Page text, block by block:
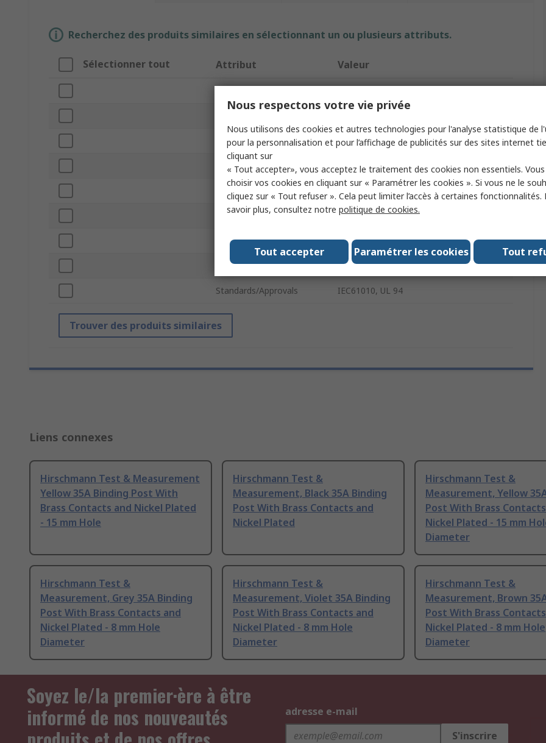
Recherchez des produits similaires en sélectionnant un ou plusieurs attributs.
Sélectionner tout Attribut Valeur
Product Type Binding Post
Contact Material Brass
Current 35A
Contact Plating Nickel
Voltage 60V dc
Hole Diameter 15mm
Standards/Approvals IEC61010, UL 94
Trouver des produits similaires
Liens connexes
Hirschmann Test & Measurement
Yellow 35A Binding Post With
Brass Contacts and Nickel Plated
- 15 mm Hole
Hirschmann Test &
Measurement, Black 35A Binding
Post With Brass Contacts and
Nickel Plated
Hirschmann Test &
Measurement, Yellow
Post With Brass
Nickel Plated - 15 mm
Diameter
Hirschmann Test &
Measurement, Grey 35A Binding
Post With Brass Contacts and
Nickel Plated - 8 mm Hole
Diameter
Hirschmann Test &
Measurement, Violet 35A Binding
Post With Brass Contacts and
Nickel Plated - 8 mm Hole
Diameter
Hirschmann Test &
Measurement, Brown
Post With Brass
Nickel Plated - 8 mm Hole
Diameter
Soyez le/la premier·ère à être
informé de nos nouveautés
adresse e-mail
S'inscrire
Nous respectons votre vie privée
Nous utilisons des cookies et autres technologies pour l'analyse statistique de
pour la personnalisation et pour l’affichage de publicités sur des sites internet
cliquant sur
« Tout accepter», vous acceptez le traitement des cookies non essentiels.
choisir vos cookies en cliquant sur « Paramétrer les cookies ». Si vous ne le
cliquez sur « Tout refuser ». Cela peut limiter l’accès à certaines fonctionnalités.
savoir plus, consultez notre politique de cookies.
Tout accepter Paramétrer les cookies Tout